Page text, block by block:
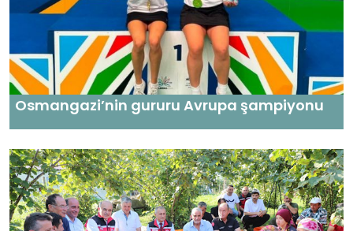
Osmangazi’nin gururu Avrupa şampiyonu